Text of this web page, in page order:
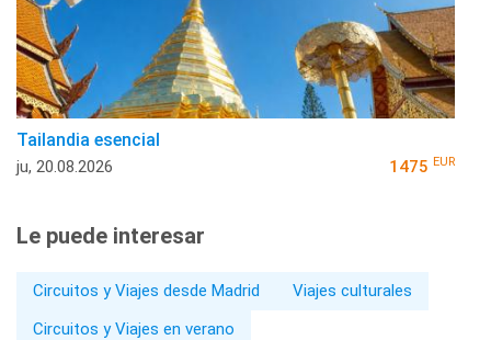
Tailandia esencial
ju, 20.08.2026 1475 EUR
Le puede interesar
Circuitos y Viajes desde Madrid
Viajes culturales
Circuitos y Viajes en verano